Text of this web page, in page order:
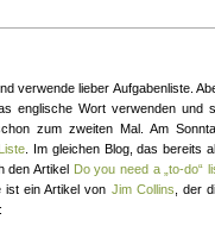
verwende lieber Aufgabenliste.
englische Wort verwenden und
zum zweiten Mal. Am
. Im gleichen Blog, das bereits
den Artikel
Do you need a „to-do“
ist ein Artikel von Jim Collins, der